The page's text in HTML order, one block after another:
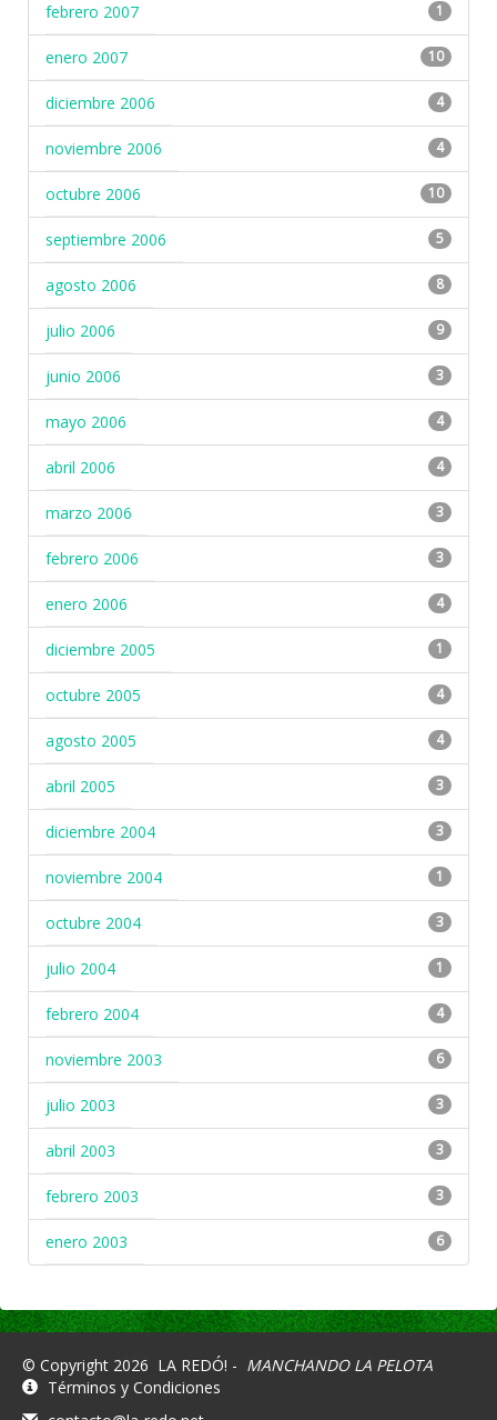
febrero 2007 1
enero 2007 10
diciembre 2006 4
noviembre 2006 4
octubre 2006 10
septiembre 2006 5
agosto 2006 8
julio 2006 9
junio 2006 3
mayo 2006 4
abril 2006 4
marzo 2006 3
febrero 2006 3
enero 2006 4
diciembre 2005 1
octubre 2005 4
agosto 2005 4
abril 2005 3
diciembre 2004 3
noviembre 2004 1
octubre 2004 3
julio 2004 1
febrero 2004 4
noviembre 2003 6
julio 2003 3
abril 2003 3
febrero 2003 3
enero 2003 6
© Copyright 2026 LA REDÓ! - MANCHANDO LA PELOTA
Términos y Condiciones